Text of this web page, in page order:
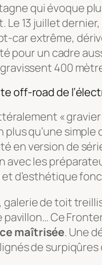
qui évoque
13 juillet
car extrême,
pour un cadre
400
off-road de
«
qu’une
en version de
avec les
et d’esthétique
galerie de toit
Ce
maîtrisée. Une
de